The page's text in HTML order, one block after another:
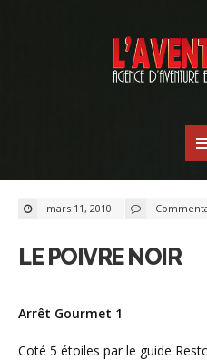
mars 11, 2010
LE POIVRE NOIR
Arrêt Gourmet 1
Coté 5 étoiles par le guide